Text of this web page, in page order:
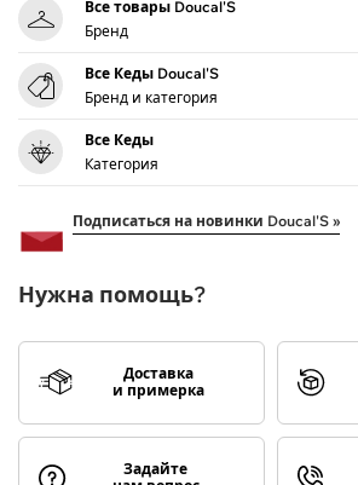
Все товары Doucal'S
Бренд
Все Кеды Doucal'S
Бренд и категория
Все Кеды
Категория
Подписаться на новинки Doucal'S »
Нужна помощь?
Доставка
и примерка
Задайте